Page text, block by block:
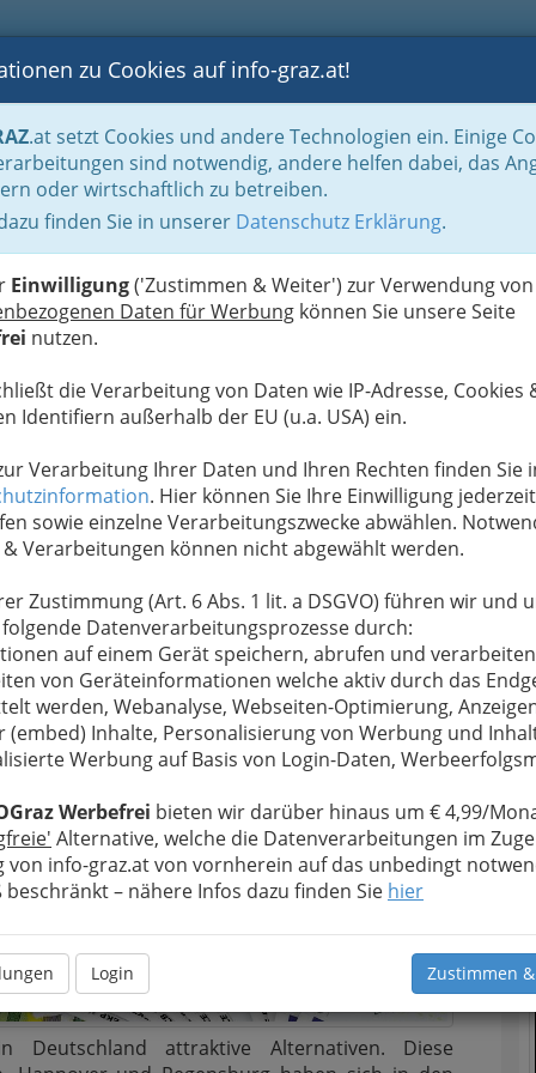
BLOGS FOTOS GASTRONOMIE BRANCHEN
zu Cookies auf info-graz.at!
.at setzt Cookies und andere Technologien ein. Einige
sind notwendig, andere helfen dabei, das
oder wirtschaftlich zu betreiben.
finden Sie in unserer Datenschutz Erklärung.
Einwilligung('Zustimmen & Weiter') zur Verwendung von
Daten für Werbung können Sie unsere Seite
nutzen.
die Verarbeitung von Daten wie IP-Adresse, Cookies
Identifiern außerhalb der EU (u.a. USA) ein.
Verarbeitung Ihrer Daten und Ihren Rechten finden Sie
. Hier können Sie Ihre Einwilligung jederzeit
sowie einzelne Verarbeitungszwecke abwählen.
& Verarbeitungen können nicht abgewählt werden.
Zustimmung (Art. 6 Abs. 1 lit. a DSGVO) führen wir und
Datenverarbeitungsprozesse durch:
auf einem Gerät speichern, abrufen und
von Geräteinformationen welche aktiv durch das
werden, Webanalyse, Webseiten-Optimierung,
(embed) Inhalte, Personalisierung von Werbung und
Werbung auf Basis von Login-Daten,
Werbefrei bieten wir darüber hinaus um € 4,99/
Alternative, welche die Datenverarbeitungen im
von info-graz.at von vornherein auf das unbedingt
beschränkt – nähere Infos dazu finden Sie hier
Login Zustimmen
Immobilienbüros, Immobilienmakler, Immobilienverwalter und
in Deutschland:
hinaus
angenehmen Lebensstil oderpotenziellen
attraktive Alternativen. Diese